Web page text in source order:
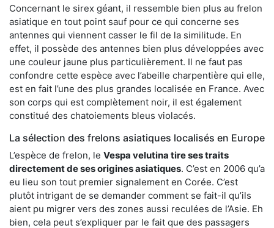
Concernant le sirex géant, il ressemble bien plus au frelon
asiatique en tout point sauf pour ce qui concerne ses
antennes qui viennent casser le fil de la similitude. En
effet, il possède des antennes bien plus développées avec
une couleur jaune plus particulièrement. Il ne faut pas
confondre cette espèce avec l’abeille charpentière qui elle,
est en fait l’une des plus grandes localisée en France. Avec
son corps qui est complètement noir, il est également
constitué des chatoiements bleus violacés.
La sélection des frelons asiatiques localisés en Europe
L’espèce de frelon, le Vespa velutina tire ses traits
directement de ses origines asiatiques. C’est en 2006 qu’a
eu lieu son tout premier signalement en Corée. C’est
plutôt intrigant de se demander comment se fait-il qu’ils
aient pu migrer vers des zones aussi reculées de l’Asie. Eh
bien, cela peut s’expliquer par le fait que des passagers